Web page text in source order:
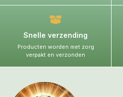
Snelle verzending
Producten worden met zorg
verpakt en verzonden